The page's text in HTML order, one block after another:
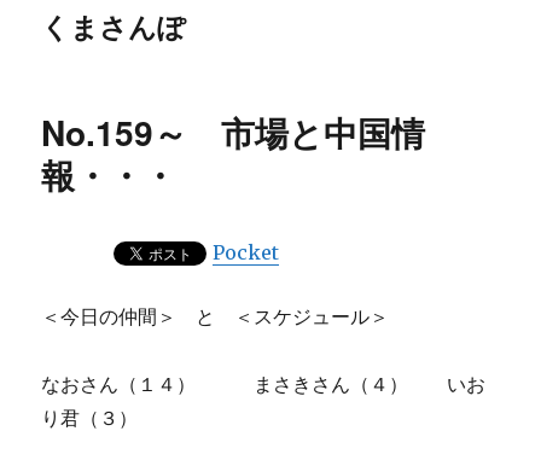
くまさんぽ
No.159～ 市場と中国情
報・・・
Pocket
＜今日の仲間＞ と ＜スケジュール＞
なおさん（１４） まさきさん（４） いお
り君（３）